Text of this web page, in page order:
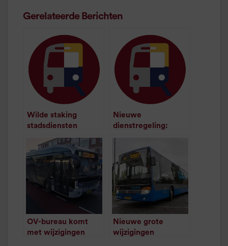
Gerelateerde Berichten
Wilde staking
stadsdiensten
Hoogeveen en
Meppel
/1minuut leestijd
Nieuwe
dienstregeling:
Gasselternijveen
onderhevig aan
wijzigingen
/ 1minuut leestijd
OV-bureau komt
met wijzigingen
Nieuwe grote
wijzigingen